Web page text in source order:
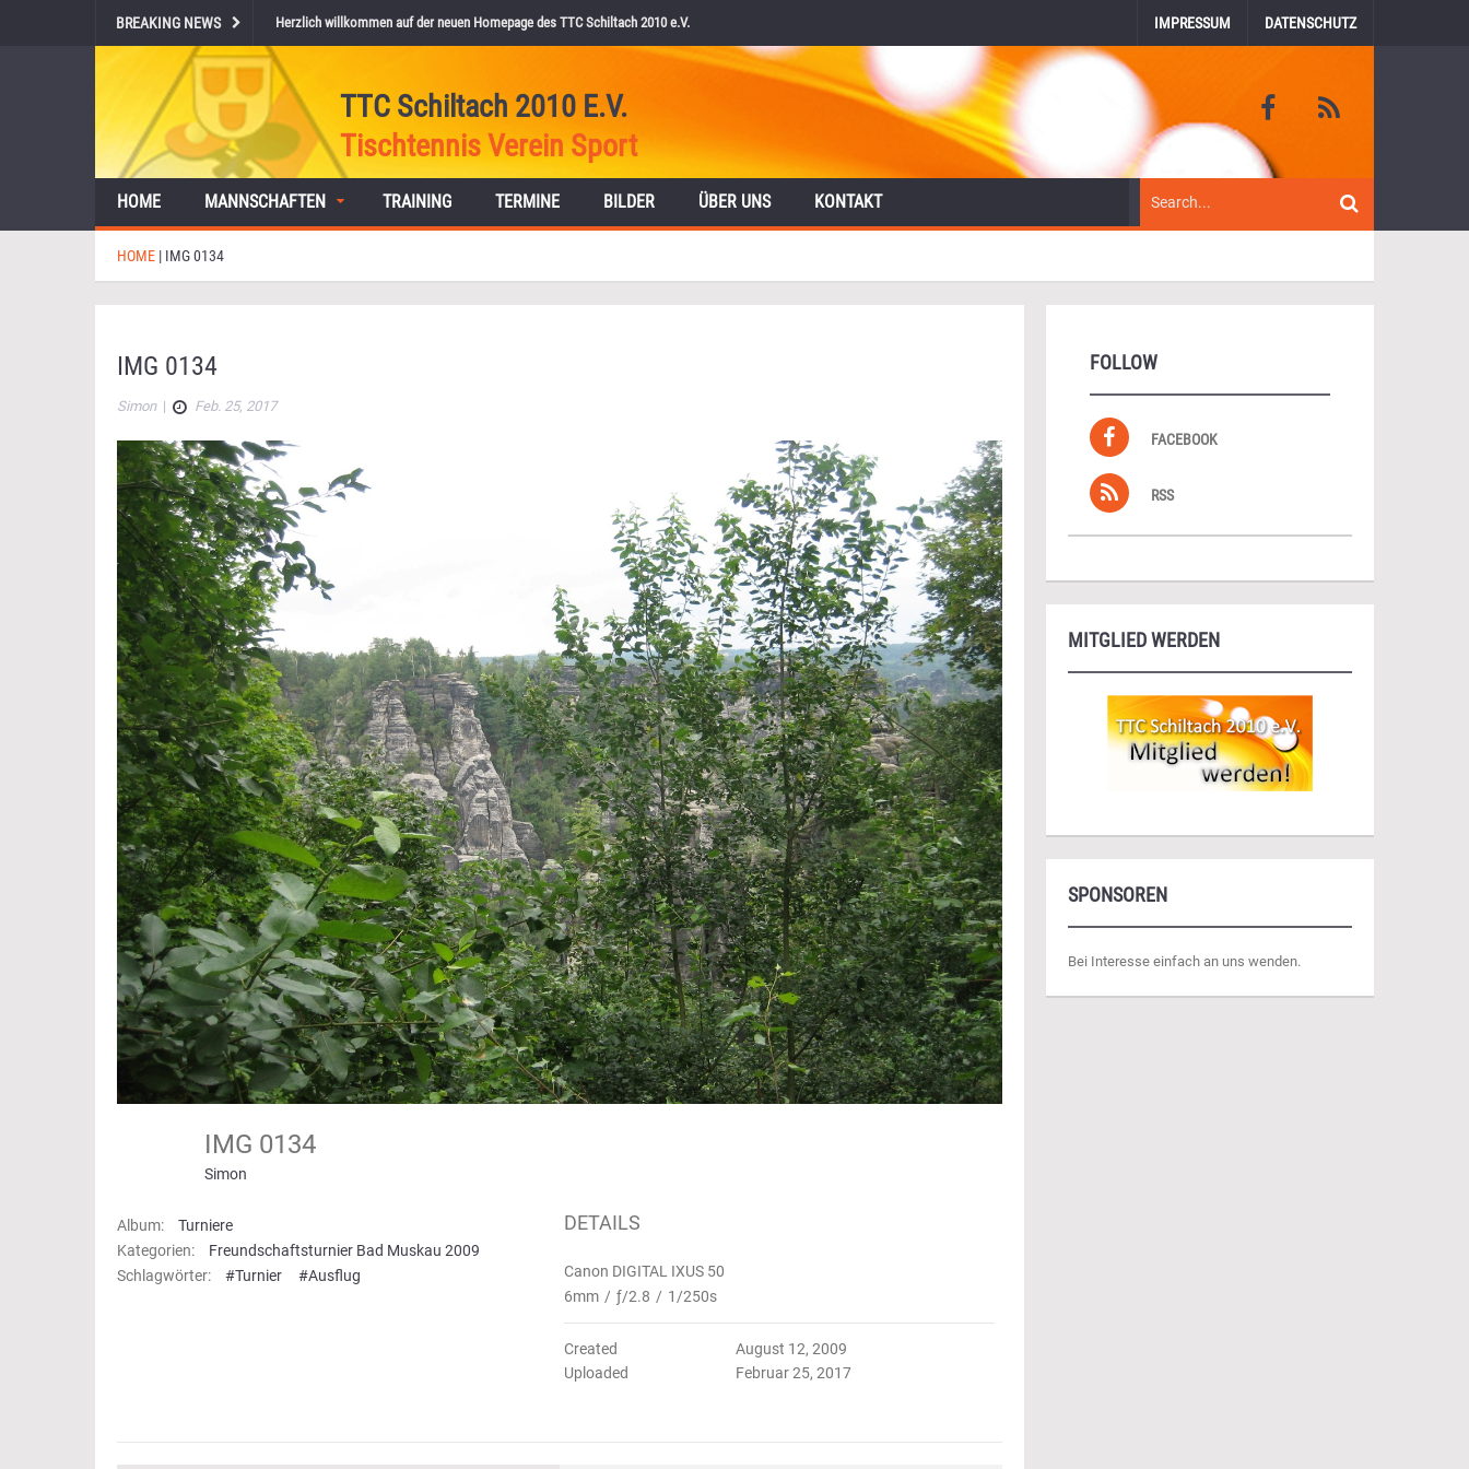
BREAKING NEWS Herzlich willkommen auf der neuen Homepage des TTC Schiltach 2010 e.V. IMPRESSUM DATENSCHUTZ
TTC Schiltach 2010 E.V.
Tischtennis Verein Sport
HOME MANNSCHAFTEN TRAINING TERMINE BILDER ÜBER UNS KONTAKT
HOME | IMG 0134
IMG 0134
Simon| Feb. 25, 2017
IMG 0134
Simon
Album:
Turniere
Kategorien:
Freundschaftsturnier Bad Muskau 2009
Schlagwörter:
#Turnier #Ausflug
DETAILS
Canon DIGITAL IXUS 50
6mm / ƒ/2.8 / 1/250s
Created
August 12, 2009
Uploaded
Februar 25, 2017
FOLLOW
FACEBOOK
RSS
MITGLIED WERDEN
SPONSOREN
Bei Interesse einfach an uns wenden.